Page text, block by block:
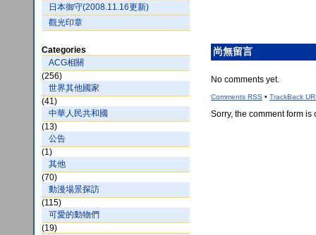
日本御守(2008.11.16更新)
觀光印章
Categories
ACG相關
(256)
世界其他國家
(41)
中華人民共和國
(13)
公告
(1)
其他
(70)
動漫場景探訪
(115)
可愛的動物們
(19)
尚無留言
No comments yet.
Comments RSS • TrackBack
Sorry, the comment form is